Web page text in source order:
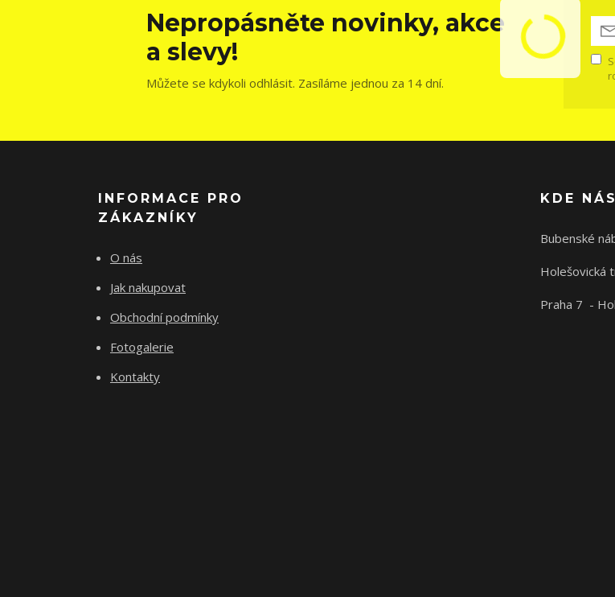
Nepropásněte novinky, akce
a slevy!
Můžete se kdykoli odhlásit. Zasíláme jednou za 14 dní.
INFORMACE PRO
ZÁKAZNÍKY
O nás
Jak nakupovat
Obchodní podmínky
Fotogalerie
Kontakty
KDE
Bubenské
Holešovická
Praha 7 -